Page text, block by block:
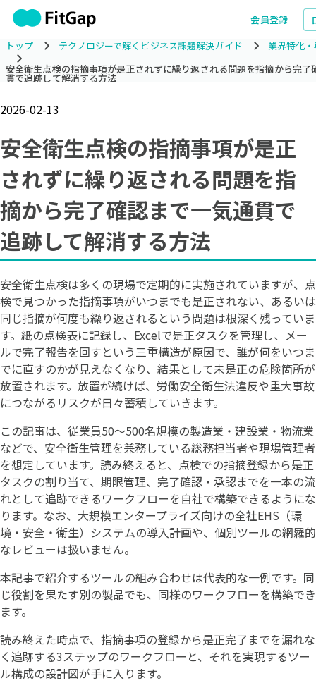
会員登録
トップ テクノロジーで解くビジネス課題解決ガイド
業界特化
安全衛生点検の指摘事項が是正されずに繰り返される問題を指摘から完了
貫で追跡して解消する方法
2026-02-13
安全衛生点検の指摘事項が是正
されずに繰り返される問題を指
摘から完了確認まで一気通貫で
追跡して解消する方法
安全衛生点検は多くの現場で定期的に実施されていますが、点
検で見つかった指摘事項がいつまでも是正されない、あるいは
同じ指摘が何度も繰り返されるという問題は根深く残っていま
す。紙の点検表に記録し、Excelで是正タスクを管理し、メー
ルで完了報告を回すという三重構造が原因で、誰が何をいつま
でに直すのかが見えなくなり、結果として未是正の危険箇所が
放置されます。放置が続けば、労働安全衛生法違反や重大事故
につながるリスクが日々蓄積していきます。
この記事は、従業員50〜500名規模の製造業・建設業・物流業
などで、安全衛生管理を兼務している総務担当者や現場管理者
を想定しています。読み終えると、点検での指摘登録から是正
タスクの割り当て、期限管理、完了確認・承認までを一本の流
れとして追跡できるワークフローを自社で構築できるようにな
ります。なお、大規模エンタープライズ向けの全社EHS（環
境・安全・衛生）システムの導入計画や、個別ツールの網羅的
なレビューは扱いません。
本記事で紹介するツールの組み合わせは代表的な一例です。同
じ役割を果たす別の製品でも、同様のワークフローを構築でき
ます。
読み終えた時点で、指摘事項の登録から是正完了までを漏れな
く追跡する3ステップのワークフローと、それを実現するツー
ル構成の設計図が手に入ります。